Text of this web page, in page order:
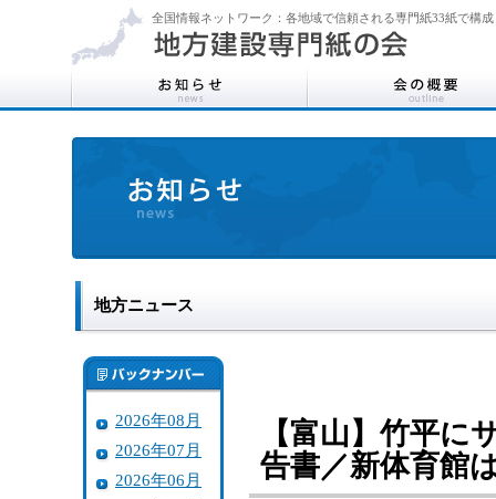
全国情報ネットワーク：各地域で信頼される専門紙33紙で構成
地方ニュース
2026年08月
2026年07月
2026年06月
【富山】竹平に
告書／新体育館